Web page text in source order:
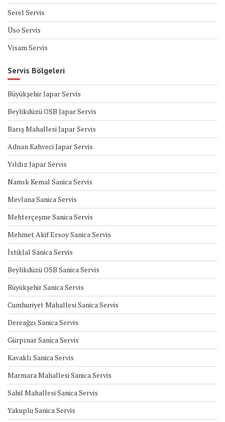
Serel Servis
Üso Servis
Visam Servis
Servis Bölgeleri
Büyükşehir Japar Servis
Beylikdüzü OSB Japar Servis
Barış Mahallesi Japar Servis
Adnan Kahveci Japar Servis
Yıldız Japar Servis
Namık Kemal Sanica Servis
Mevlana Sanica Servis
Mehterçeşme Sanica Servis
Mehmet Akif Ersoy Sanica Servis
İstiklal Sanica Servis
Beylikdüzü OSB Sanica Servis
Büyükşehir Sanica Servis
Cumhuriyet Mahallesi Sanica Servis
Dereağzı Sanica Servis
Gürpınar Sanica Servis
Kavaklı Sanica Servis
Marmara Mahallesi Sanica Servis
Sahil Mahallesi Sanica Servis
Yakuplu Sanica Servis